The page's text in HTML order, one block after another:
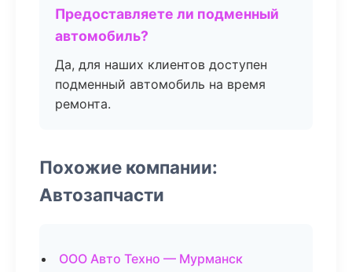
Предоставляете ли подменный
автомобиль?
Да, для наших клиентов доступен
подменный автомобиль на время
ремонта.
Похожие компании:
Автозапчасти
ООО Авто Техно — Мурманск